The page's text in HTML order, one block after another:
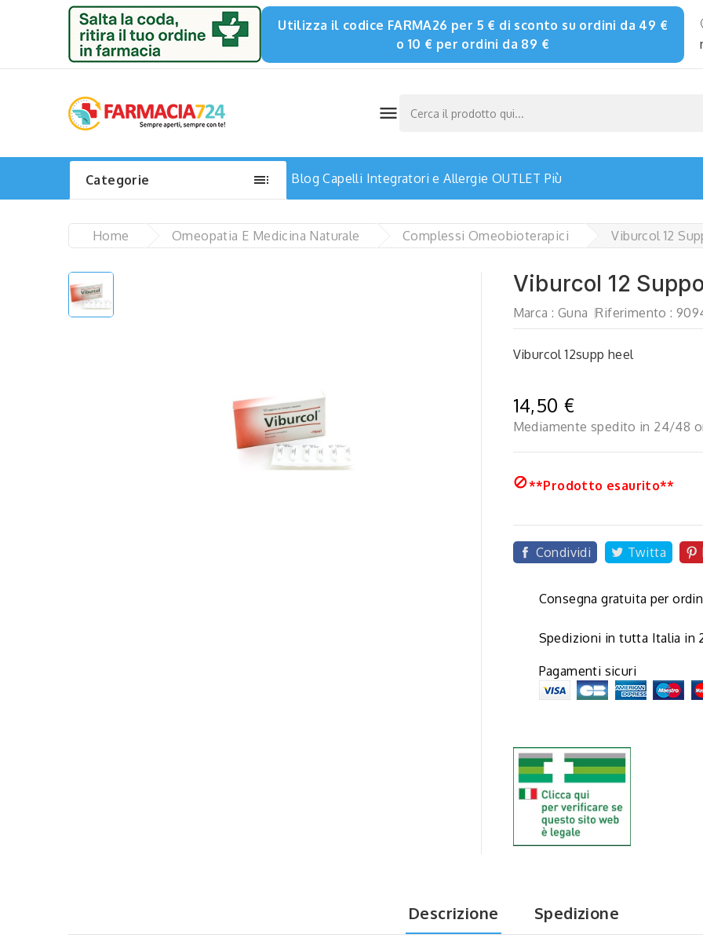
Utilizza il codice FARMA26 per 5 € di sconto su ordini da 49 €
o 10 € per ordini da 89 €


Categorie Blog Capelli Integratori e Allergie OUTLET Più
Home Omeopatia E Medicina Naturale Complessi Omeobioterapici Viburcol 12
Viburcol 12
Marca : Guna Riferimento :
Viburcol 12supp heel
14,50 €
Mediamente spedito in 24/48
**Prodotto esaurito**
Condividi Twitta
Consegna gratuita per
Spedizioni in tutta Italia in
Pagamenti sicuri
Descrizione Spedizione